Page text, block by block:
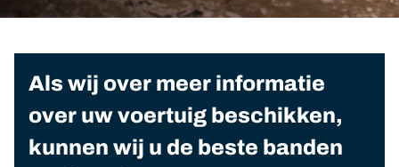
Als wij over meer informatie
over uw voertuig beschikken,
kunnen wij u de beste banden